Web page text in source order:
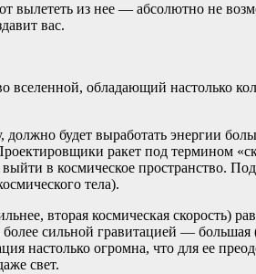
из нее — абсолютно не
вас.
вселенной, обладающий настолько
будет выработать энергии
ракет под термином
в космическое пространство.
тела).
вторая космическая скорость)
более сильной гравитацией —
настолько огромна, что для ее
свет.